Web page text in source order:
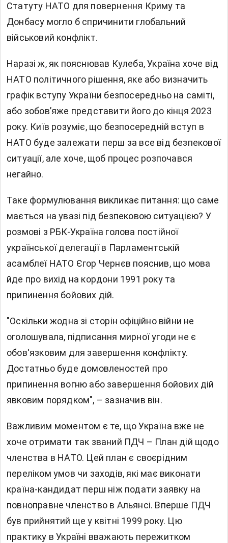
Статуту НАТО для повернення Криму та
Донбасу могло б спричинити глобальний
військовий конфлікт.
Наразі ж, як пояснював Кулеба, Україна хоче від
НАТО політичного рішення, яке або визначить
графік вступу України безпосередньо на саміті,
або зобов’яже представити його до кінця 2023
року. Київ розуміє, що безпосередній вступ в
НАТО буде залежати перш за все від безпекової
ситуації, але хоче, щоб процес розпочався
негайно.
Таке формулювання викликає питання: що саме
мається на увазі під безпековою ситуацією? У
розмові з РБК-Україна голова постійної
української делегації в Парламентській
асамблеї НАТО Єгор Чернєв пояснив, що мова
йде про вихід на кордони 1991 року та
припинення бойових дій.
"Оскільки жодна зі сторін офіційно війни не
оголошувала, підписання мирної угоди не є
обов'язковим для завершення конфлікту.
Достатньо буде домовленостей про
припинення вогню або завершення бойових дій
явковим порядком", – зазначив він.
Важливим моментом є те, що Україна вже не
хоче отримати так званий ПДЧ – План дій щодо
членства в НАТО. Цей план є своєрідним
переліком умов чи заходів, які має виконати
країна-кандидат перш ніж подати заявку на
повноправне членство в Альянсі. Вперше ПДЧ
був прийнятий ще у квітні 1999 року. Цю
практику в Україні вважають пережитком